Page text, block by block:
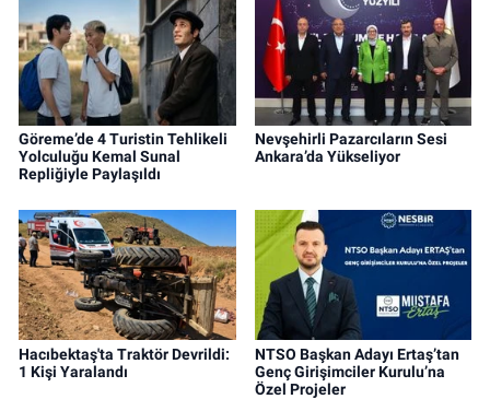
Göreme’de 4 Turistin Tehlikeli
Yolculuğu Kemal Sunal
Repliğiyle Paylaşıldı
Nevşehirli Pazarcıların Sesi
Ankara’da Yükseliyor
Hacıbektaş'ta Traktör Devrildi:
1 Kişi Yaralandı
NTSO Başkan Adayı Ertaş’tan
Genç Girişimciler Kurulu’na
Özel Projeler